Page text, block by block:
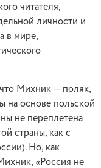
читателя,
личности и
в мире,
Михник — поляк,
на основе польской
не переплетена
страны, как с
Но, как
«Россия не